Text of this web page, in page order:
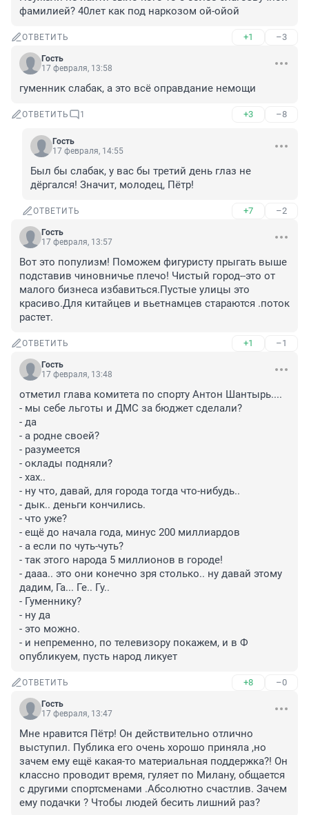
фамилией? 40лет как под наркозом ой-ойой
ОТВЕТИТЬ +1 –3
Гость
17 февраля, 13:58
гуменник слабак, а это всё оправдание немощи
ОТВЕТИТЬ 1 +3 –8
Гость
17 февраля, 14:55
Был бы слабак, у вас бы третий день глаз не
дёргался! Значит, молодец, Пётр!
ОТВЕТИТЬ +7 –2
Гость
17 февраля, 13:57
Вот это популизм! Поможем фигуристу прыгать выше
подставив чиновничье плечо! Чистый город--это от
малого бизнеса избавиться.Пустые улицы это
красиво.Для китайцев и вьетнамцев стараются .поток
растет.
ОТВЕТИТЬ +1 –1
Гость
17 февраля, 13:48
отметил глава комитета по спорту Антон Шантырь....
- мы себе льготы и ДМС за бюджет сделали?
- да
- а родне своей?
- разумеется
- оклады подняли?
- хах..
- ну что, давай, для города тогда что-нибудь..
- дык.. деньги кончились.
- что уже?
- ещё до начала года, минус 200 миллиардов
- а если по чуть-чуть?
- так этого народа 5 миллионов в городе!
- дааа.. это они конечно зря столько.. ну давай этому
дадим, Га... Ге.. Гу..
- Гуменнику?
- ну да
- это можно.
- и непременно, по телевизору покажем, и в Ф
опубликуем, пусть народ ликует
ОТВЕТИТЬ +8 –0
Гость
17 февраля, 13:47
Мне нравится Пётр! Он действительно отлично
выступил. Публика его очень хорошо приняла ,но
зачем ему ещё какая-то материальная поддержка?! Он
классно проводит время, гуляет по Милану, общается
с другими спортсменами .Абсолютно счастлив. Зачем
ему подачки ? Чтобы людей бесить лишний раз?